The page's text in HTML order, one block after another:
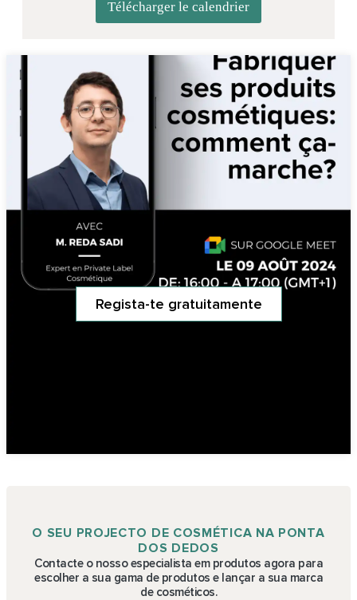
Télécharger le calendrier
Regista-te gratuitamente
O SEU PROJECTO DE COSMÉTICA NA PONTA
DOS DEDOS
Contacte o nosso especialista em produtos agora para
escolher a sua gama de produtos e lançar a sua marca
de cosméticos.